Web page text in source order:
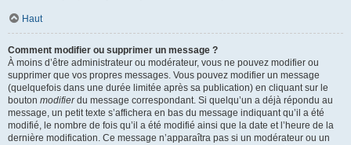
Haut
Comment modifier ou supprimer un message ?
À moins d’être administrateur ou modérateur, vous ne pouvez modifier ou
supprimer que vos propres messages. Vous pouvez modifier un message
(quelquefois dans une durée limitée après sa publication) en cliquant sur le
bouton modifierdu message correspondant. Si quelqu’un a déjà répondu au
message, un petit texte s’affichera en bas du message indiquant qu’il a été
modifié, le nombre de fois qu’il a été modifié ainsi que la date et l’heure de la
dernière modification. Ce message n’apparaîtra pas si un modérateur ou un